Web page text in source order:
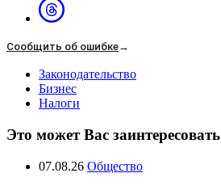
Сообщить об ошибке→
Законодательство
Бизнес
Налоги
Это может Вас заинтересовать
07.08.26 Общество